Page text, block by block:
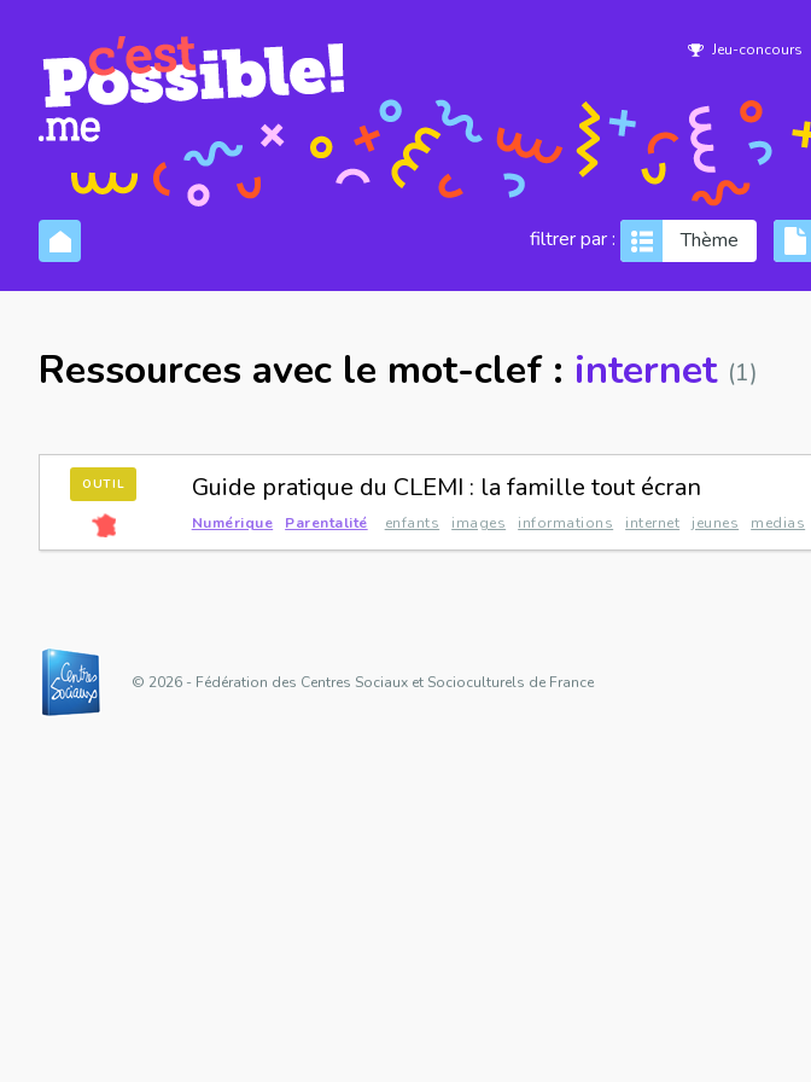
Jeu-concours
filtrer par : Thème
Ressources avec le mot-clef : internet (1)
OUTIL Guide pratique du CLEMI : la famille tout écran
Numérique Parentalité enfants images informations internet jeunes medias
© 2026 - Fédération des Centres Sociaux et Socioculturels de France